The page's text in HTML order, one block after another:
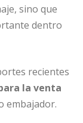
sino que
dentro
recientes
la venta
embajador.